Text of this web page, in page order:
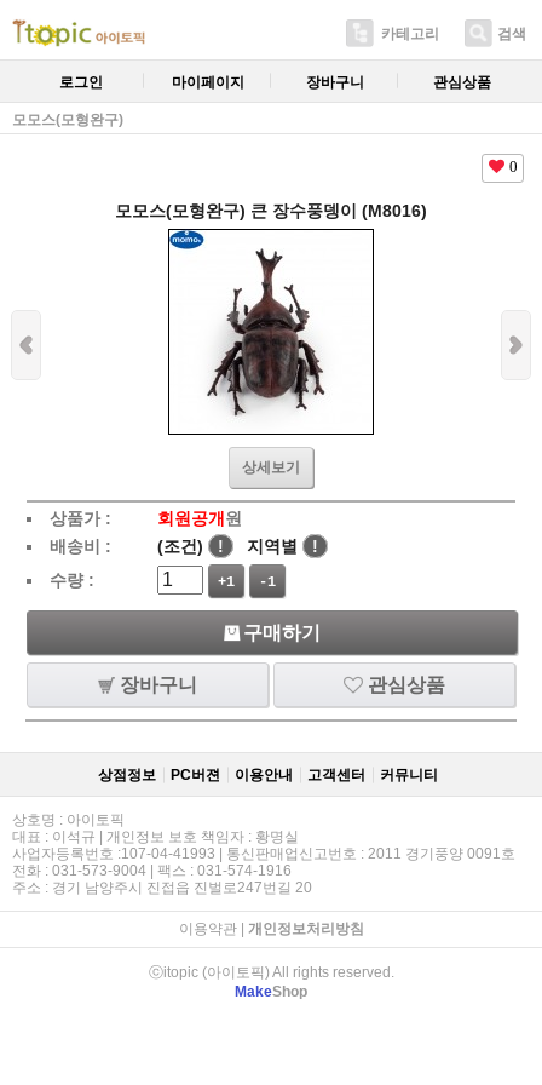
카테고리 검색
로그인 마이페이지 장바구니 관심상품
모모스(모형완구)
0
모모스(모형완구) 큰 장수풍뎅이 (M8016)
상세보기
상품가 : 회원공개 원
배송비 :
(조건) ! 지역별
!
수량 :
+1 -1
구매하기
장바구니 관심상품
상점정보 PC버젼 이용안내 고객센터 커뮤니티
상호명 : 아이토픽
대표 : 이석규 | 개인정보 보호 책임자 : 황명실
사업자등록번호 :107-04-41993 | 통신판매업신고번호 : 2011 경기풍양 0091호
전화 : 031-573-9004 | 팩스 : 031-574-1916
주소 : 경기 남양주시 진접읍 진벌로247번길 20
이용약관| 개인정보처리방침
ⓒitopic (아이토픽) All rights reserved.
MakeShop